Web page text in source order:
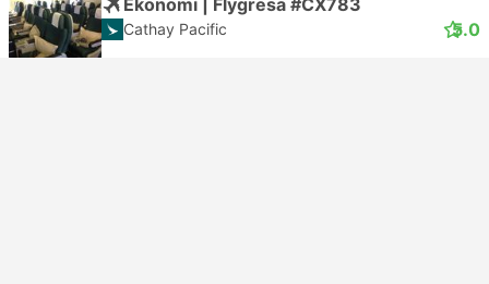
Cathay Pacific 5.0